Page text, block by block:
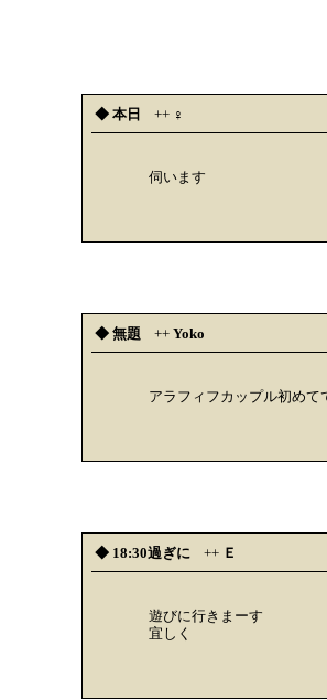
◆ 本日 ++ ♀
伺います
◆ 無題 ++ Yoko
アラフィフカップル初めて
◆ 18:30過ぎに ++ Ｅ
遊びに行きまーす
宜しく